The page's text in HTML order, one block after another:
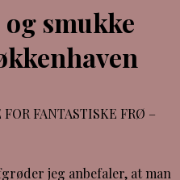
smukke
FANTASTISKE FRØ –
jeg anbefaler, at man